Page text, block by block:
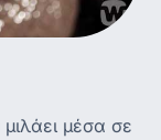
μέσα σε